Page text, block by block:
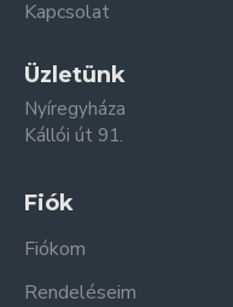
Kapcsolat
Üzletünk
Nyíregyháza
Kállói út 91.
Fiók
Fiókom
Rendeléseim